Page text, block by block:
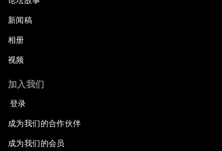
新闻稿
相册
视频
加入我们
登录
成为我们的合作伙伴
成为我们的会员